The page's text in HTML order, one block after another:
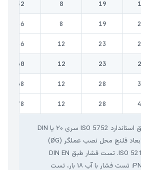
19
8
52
19
8
56
23
12
56
23
12
60
28
12
68
28
12
78
L (طول شیر) مطابق استاندارد ISO 5752 سری ۲۰ یا DIN
EN 558 سری ۲۰. ابعاد فلنج محل نصب عملگر (ØG)
مطابق استاندارد ISO 5211. تست فشار طبق DIN EN
12266-1 برای PN16: تست فشار با آب ۱۸ بار، تست